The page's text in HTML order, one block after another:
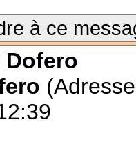
à ce
Dofero